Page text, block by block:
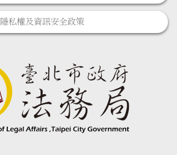
隱私權及資訊安全政策